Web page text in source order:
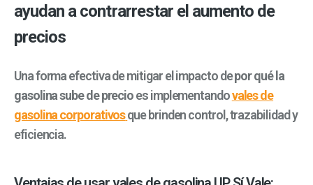
ayudan a contrarrestar el aumento de
precios
Una forma efectiva de mitigar el impacto depor qué la
gasolina sube de precioes implementandovales de
gasolina corporativosque brinden control, trazabilidad y
eficiencia.